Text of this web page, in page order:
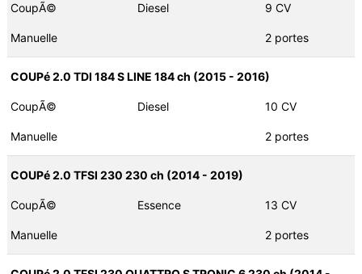
CoupÃ© Diesel 9 CV
Manuelle 2 portes
COUPé 2.0 TDI 184 S LINE 184 ch (2015 - 2016)
CoupÃ© Diesel 10 CV
Manuelle 2 portes
COUPé 2.0 TFSI 230 230 ch (2014 - 2019)
CoupÃ© Essence 13 CV
Manuelle 2 portes